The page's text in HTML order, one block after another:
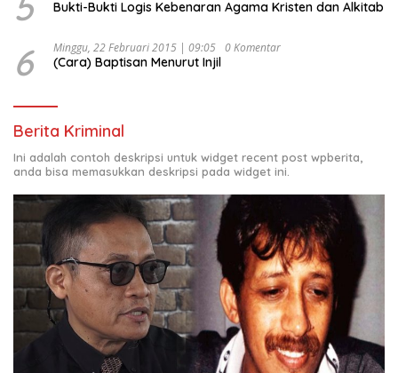
Bukti-Bukti Logis Kebenaran Agama Kristen dan Alkitab
6 Minggu, 22 Februari 2015 | 09:05 0 Komentar
(Cara) Baptisan Menurut Injil
Berita Kriminal
Ini adalah contoh deskripsi untuk widget recent post wpberita,
anda bisa memasukkan deskripsi pada widget ini.